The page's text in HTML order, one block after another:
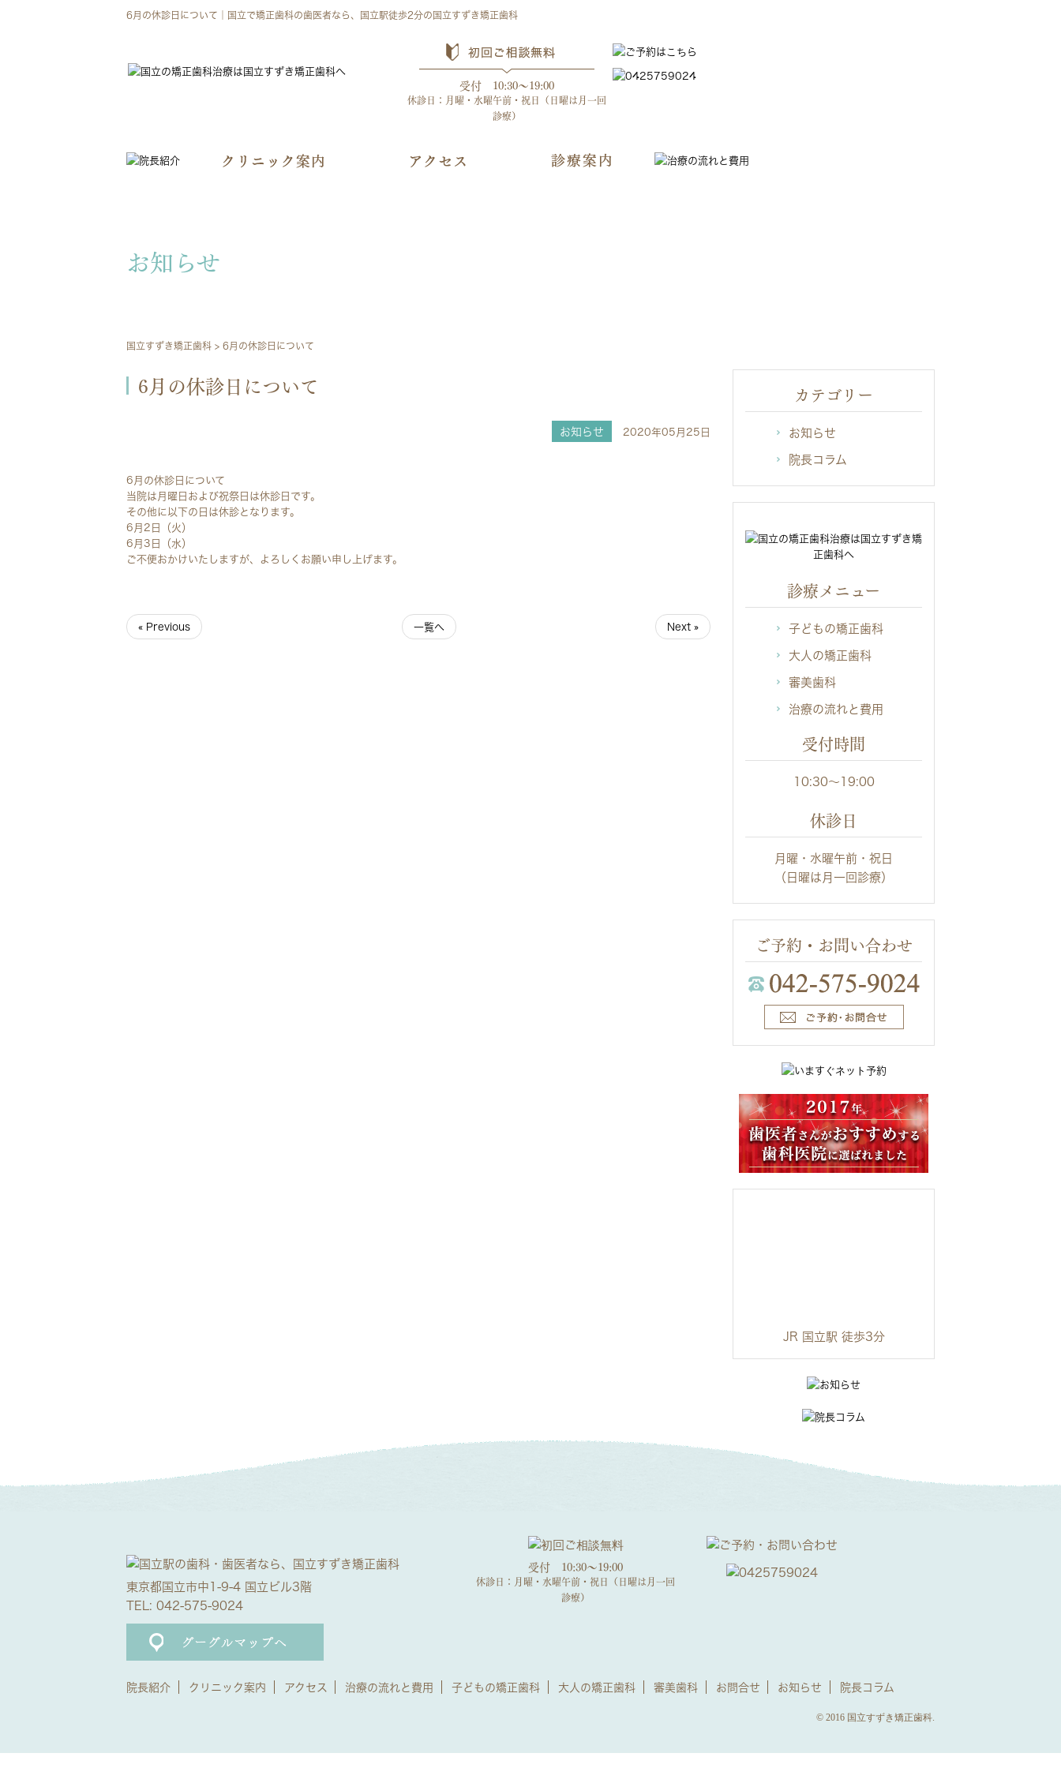
6月の休診日について｜国立で矯正歯科の歯医者なら、国立駅徒歩2分の国立すずき矯正歯科
受付 10:30～19:00
休診日：月曜・水曜午前・祝日（日曜は月一回
診療）
お知らせ
国立すずき矯正歯科 > 6月の休診日について
6月の休診日について
お知らせ 2020年05月25日
6月の休診日について
当院は月曜日および祝祭日は休診日です。
その他に以下の日は休診となります。
6月2日（火）
6月3日（水）
ご不便おかけいたしますが、よろしくお願い申し上げます。
« Previous 一覧へ Next »
カテゴリー
お知らせ
院長コラム
診療メニュー
子どもの矯正歯科
大人の矯正歯科
審美歯科
治療の流れと費用
受付時間
10:30～19:00
休診日
月曜・水曜午前・祝日
（日曜は月一回診療）
ご予約・お問い合わせ
JR 国立駅 徒歩3分
東京都国立市中1-9-4 国立ビル3階
TEL: 042-575-9024
受付 10:30～19:00
休診日：月曜・水曜午前・祝日（日曜は月一回
診療）
院長紹介 クリニック案内 アクセス 治療の流れと費用 子どもの矯正歯科 大人の矯正歯科 審美歯科 お問合せ お知らせ 院長コラム
© 2016 国立すずき矯正歯科.